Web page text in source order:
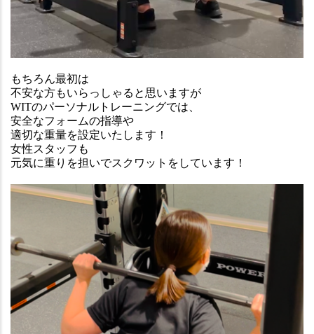
もちろん最初は
不安な方もいらっしゃると思いますが
WITのパーソナルトレーニングでは、
安全なフォームの指導や
適切な重量を設定いたします！
女性スタッフも
元気に重りを担いでスクワットをしています！